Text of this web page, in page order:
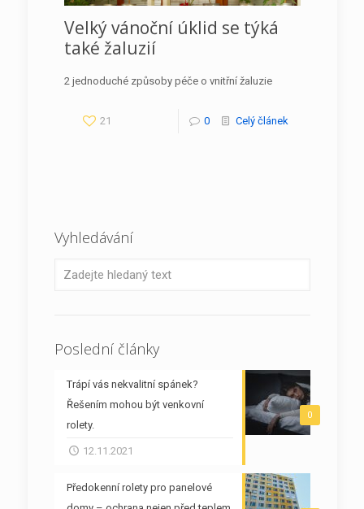
Velký vánoční úklid se týká
také žaluzií
2 jednoduché způsoby péče o vnitřní žaluzie
21 0 Celý článek
Vyhledávání
Poslední články
0
Trápí vás nekvalitní spánek?
Řešením mohou být venkovní
rolety.
12.11.2021
Předokenní rolety pro panelové